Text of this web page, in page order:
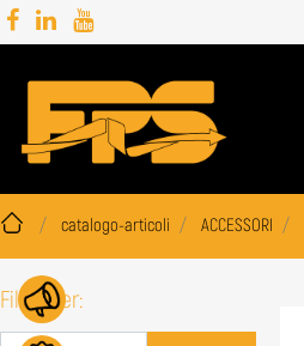
catalogo-articoli ACCESSORI
Filtra per: